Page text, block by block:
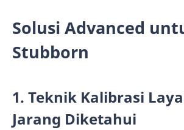
Solusi Advanced
Stubborn
1. Teknik Kalibrasi
Jarang Diketahui